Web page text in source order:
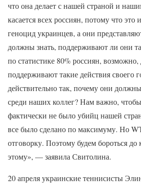
что она делает с нашей страной и
касается всех россиян, потому что это
геноцид украинцев, а они
должны знать, поддерживают ли они
по статистике 80% россиян,
поддерживают такие действия своего
действительно так, почему они
среди наших коллег? Нам важно,
фактически не было убийц нашей
все было сделано по максимуму. Но
отговорку. Поэтому будем бороться
этому», — заявила Свитолина.
20 апреля украинские теннисисты